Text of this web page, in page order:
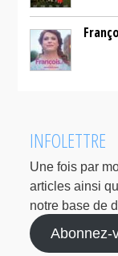
INFOLETTRE
Une fois par
articles ainsi
notre base de
Abonnez-